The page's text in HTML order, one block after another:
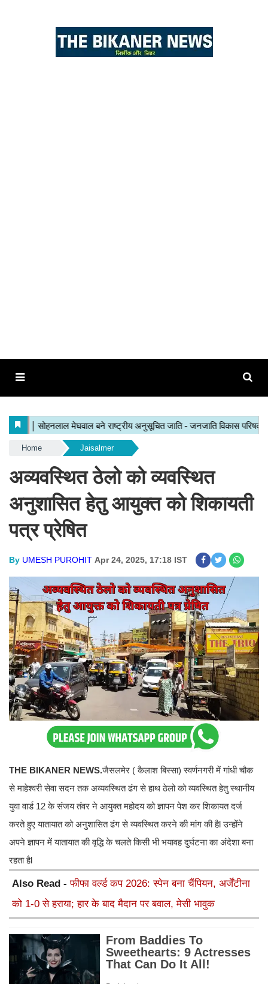
Home Jaisalmer
अव्यवस्थित ठेलो को व्यवस्थित
अनुशासित हेतु आयुक्त को शिकायती
पत्र प्रेषित
By UMESH PUROHIT Apr 24, 2025, 17:18 IST
THE BIKANER NEWS.जैसलमेर ( कैलाश बिस्सा) स्वर्णनगरी में गांधी चौक
से माहेश्वरी सेवा सदन तक अव्यवस्थित ढंग से हाथ ठेलो को व्यवस्थित हेतु स्थानीय
युवा वार्ड 12 के संजय तंवर ने आयुक्त महोदय को ज्ञापन पेश कर शिकायत दर्ज
करते हुए यातायात को अनुशासित ढंग से व्यवस्थित करने की मांग की हैl उन्होंने
अपने ज्ञापन में यातायात की वृद्धि के चलते किसी भी भयावह दुर्घटना का अंदेशा बना
रहता हैl
Also Read -फीफा वर्ल्ड कप 2026: स्पेन बना चैंपियन, अर्जेंटीना
को 1-0 से हराया; हार के बाद मैदान पर बवाल, मेसी भावुक